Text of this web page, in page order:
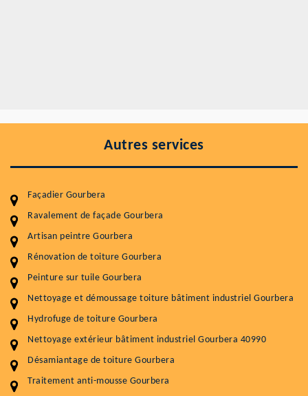
Autres services
Façadier Gourbera
Ravalement de façade Gourbera
Artisan peintre Gourbera
Rénovation de toiture Gourbera
Peinture sur tuile Gourbera
Nettoyage et démoussage toiture bâtiment industriel Gourbera
Hydrofuge de toiture Gourbera
Nettoyage extérieur bâtiment industriel Gourbera 40990
Désamiantage de toiture Gourbera
Traitement anti-mousse Gourbera
Entretenir votre toiture, c'est préserver sa
durabilité
Plus de 15 ans d'expérience en couverture et facade
Service
Nettoyageb toiture
Démoussage toiture